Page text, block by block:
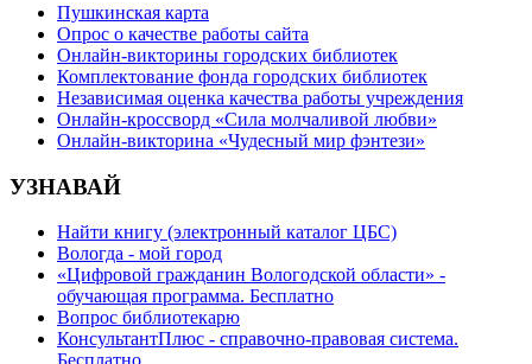
Пушкинская карта
Опрос о качестве работы сайта
Онлайн-викторины городских библиотек
Комплектование фонда городских библиотек
Независимая оценка качества работы учреждения
Онлайн-кроссворд «Сила молчаливой любви»
Онлайн-викторина «Чудесный мир фэнтези»
УЗНАВАЙ
Найти книгу (электронный каталог ЦБС)
Вологда - мой город
«Цифровой гражданин Вологодской области» -
обучающая программа. Бесплатно
Вопрос библиотекарю
КонсультантПлюс - справочно-правовая система.